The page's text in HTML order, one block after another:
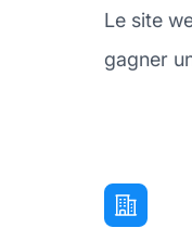
Le site
gagner